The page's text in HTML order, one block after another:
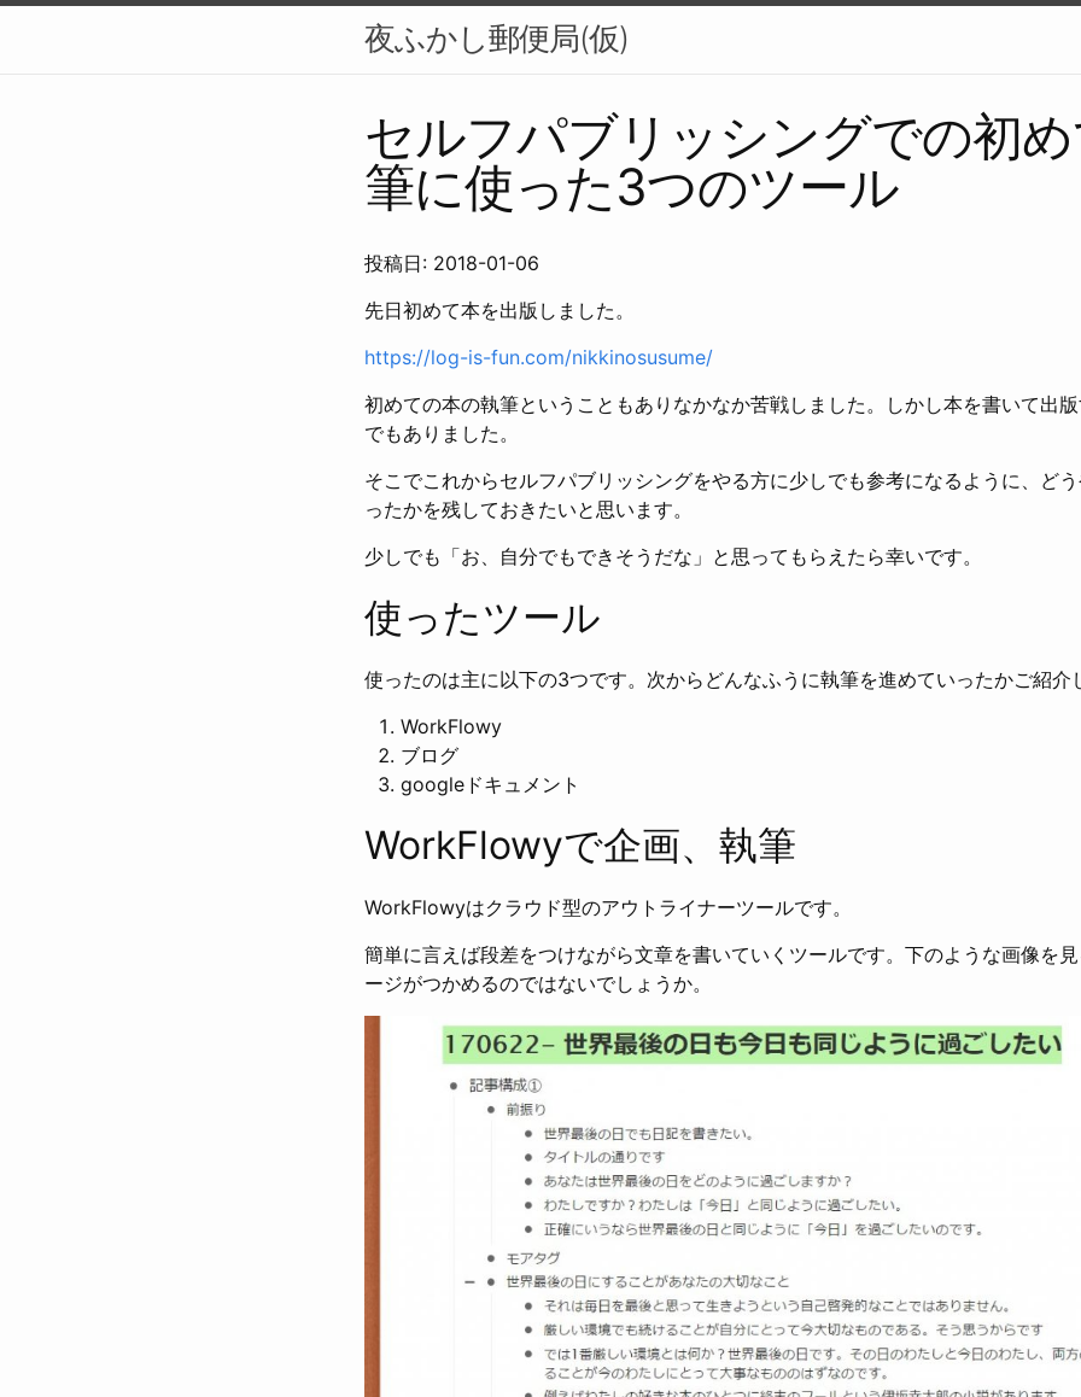
夜ふかし郵便局(仮)
セルフパブリッシングでの初
筆に使った3つのツール
投稿日: 2018-01-06
先日初めて本を出版しました。
https://log-is-fun.com/nikkinosusume/
初めての本の執筆ということもありなかなか苦戦しました。しかし本を書いて出
でもありました。
そこでこれからセルフパブリッシングをやる方に少しでも参考になるように、ど
ったかを残しておきたいと思います。
少しでも「お、自分でもできそうだな」と思ってもらえたら幸いです。
使ったツール
使ったのは主に以下の3つです。次からどんなふうに執筆を進めていったかご紹介
WorkFlowy
ブログ
googleドキュメント
WorkFlowyで企画、執筆
WorkFlowyはクラウド型のアウトライナーツールです。
簡単に言えば段差をつけながら文章を書いていくツールです。下のような画像を
ージがつかめるのではないでしょうか。